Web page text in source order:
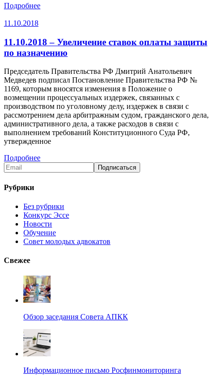
Подробнее
11.10.2018
11.10.2018 – Увеличение ставок оплаты защиты
по назначению
Председатель Правительства РФ Дмитрий Анатольевич
Медведев подписал Постановление Правительства РФ №
1169, которым вносятся изменения в Положение о
возмещении процессуальных издержек, связанных с
производством по уголовному делу, издержек в связи с
рассмотрением дела арбитражным судом, гражданского дела,
административного дела, а также расходов в связи с
выполнением требований Конституционного Суда РФ,
утвержденное
Подробнее
Рубрики
Без рубрики
Конкурс Эссе
Новости
Обучение
Совет молодых адвокатов
Свежее
Обзор заседания Совета АПКК
Информационное письмо Росфинмониторинга